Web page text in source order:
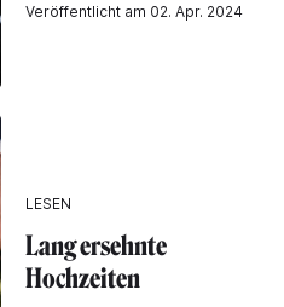
Veröffentlicht am 02. Apr. 2024
LESEN
Lang ersehnte
Hochzeiten